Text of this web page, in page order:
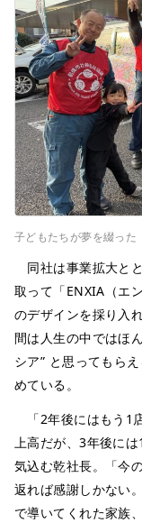
子どもたちが夢を綴った
同社は事業拡大と
取って「ENXIA（エ
のデザインを採り入
間は人生の中ではほ
シア” と思ってもら
めている。
「2年後にはもう1
上高だが、3年後に
気込む乾社長。「今
返れば感謝しかない
で導いてくれた家族